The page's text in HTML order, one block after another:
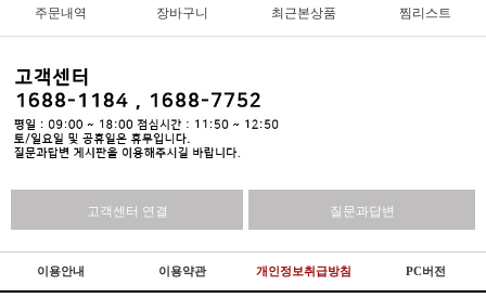
주문내역 장바구니 최근본상품 찜리스트
고객센터 연결 질문과답변
이용안내 이용약관 개인정보취급방침 PC버전